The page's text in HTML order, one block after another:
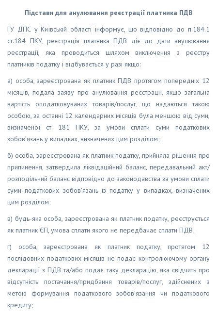
Підстави для анулювання реєстрації платника ПДВ
ГУ ДПС у Київській області інформує, що відповідно до п.184.1
ст.184 ПКУ, реєстрація платника ПДВ діє до дати анулювання
реєстрації, яка проводиться шляхом виключення з реєстру
платників податку і відбувається у разі якщо:
а) особа, зареєстрована як платник ПДВ протягом попередніх 12
місяців, подала заяву про анулювання реєстрації, якщо загальна
вартість оподатковуваних товарів/послуг, що надаються такою
особою, за останні 12 календарних місяців була меншою від суми,
визначеної ст. 181 ПКУ, за умови сплати суми податкових
зобов’язань у випадках, визначених цим розділом;
б) особа, зареєстрована як платник податку, прийняла рішення про
припинення, затвердила ліквідаційний баланс, передавальний акт/
розподільчий баланс відповідно до законодавства за умови сплати
суми податкових зобов’язань із податку у випадках, визначених
цим розділом;
в) будь-яка особа, зареєстрована як платник податку, реєструється
як платник ЄП, умова сплати якого не передбачає сплати ПДВ;
г) особа, зареєстрована як платник податку, протягом 12
послідовних податкових місяців не подає контролюючому органу
декларації з ПДВ та/або подає таку декларацію, яка свідчить про
відсутність постачання/придбання товарів/послуг, здійснених з
метою формування податкового зобов’язання чи податкового
кредиту;